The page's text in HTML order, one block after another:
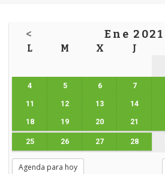
< Ene 2021
L M X J
4 5 6 7
11 12 13 14
18 19 20 21
25 26 27 28
Agenda para hoy